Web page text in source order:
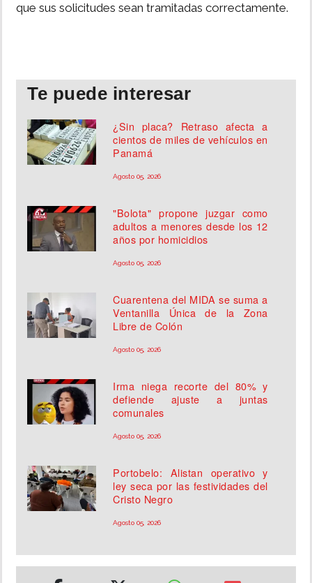
que sus solicitudes sean tramitadas correctamente.
Te puede interesar
¿Sin placa? Retraso afecta a
cientos de miles de vehículos en
Panamá
Agosto 05, 2026
"Bolota" propone juzgar como
adultos a menores desde los 12
años por homicidios
Agosto 05, 2026
Cuarentena del MIDA se suma a
Ventanilla Única de la Zona
Libre de Colón
Agosto 05, 2026
Irma niega recorte del 80% y
defiende ajuste a juntas
comunales
Agosto 05, 2026
Portobelo: Alistan operativo y
ley seca por las festividades del
Cristo Negro
Agosto 05, 2026